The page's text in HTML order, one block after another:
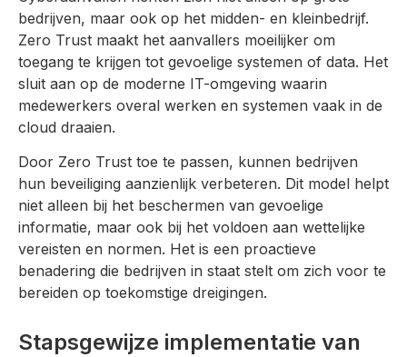
bedrijven, maar ook op het midden- en kleinbedrijf.
Zero Trust maakt het aanvallers moeilijker om
toegang te krijgen tot gevoelige systemen of data. Het
sluit aan op de moderne IT-omgeving waarin
medewerkers overal werken en systemen vaak in de
cloud draaien.
Door Zero Trust toe te passen, kunnen bedrijven
hun beveiliging aanzienlijk verbeteren. Dit model helpt
niet alleen bij het beschermen van gevoelige
informatie, maar ook bij het voldoen aan wettelijke
vereisten en normen. Het is een proactieve
benadering die bedrijven in staat stelt om zich voor te
bereiden op toekomstige dreigingen.
Stapsgewijze implementatie van